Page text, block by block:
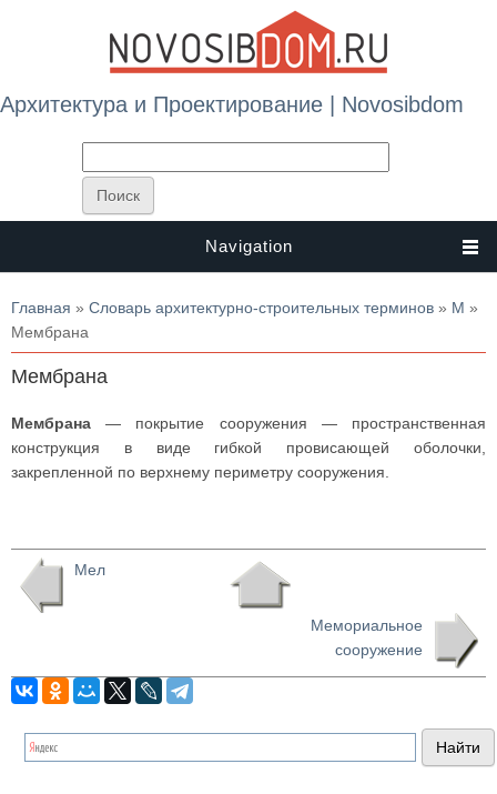
Архитектура и Проектирование | Novosibdom
Navigation
Вы здесь
Главная » Словарь архитектурно-строительных терминов » М »
Мембрана
Мембрана
Мембрана — покрытие сооружения — пространственная
конструкция в виде гибкой провисающей оболочки,
закрепленной по верхнему периметру сооружения.
Мел
Мемориальное
сооружение